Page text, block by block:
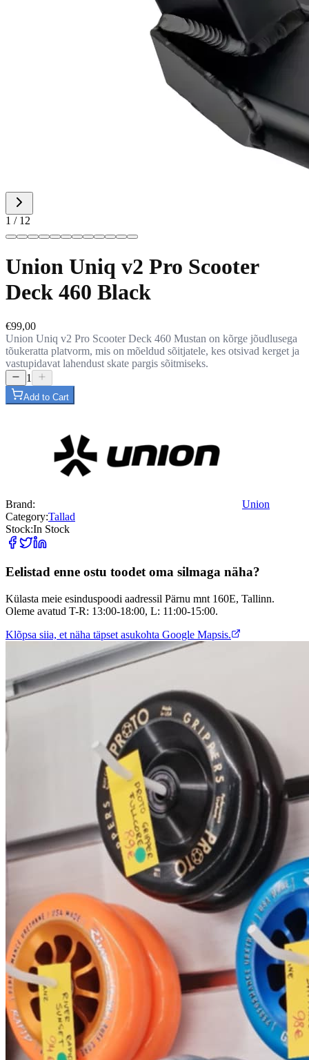
1 / 12
Union Uniq v2 Pro Scooter
Deck 460 Black
€99,00
Union Uniq v2 Pro Scooter Deck 460 Mustan on kõrge jõudlusega
tõukeratta platvorm, mis on mõeldud sõitjatele, kes otsivad kerget ja
vastupidavat lahendust skate pargis sõitmiseks.
1
Add to Cart
Brand:
Union
Category:Tallad
Stock:In Stock
Eelistad enne ostu toodet oma silmaga näha?
Külasta meie esinduspoodi aadressil Pärnu mnt 160E, Tallinn.
Oleme avatud T-R: 13:00-18:00, L: 11:00-15:00.
Klõpsa siia, et näha täpset asukohta Google Mapsis.